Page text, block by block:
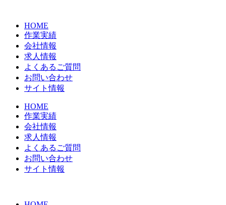
HOME
作業実績
会社情報
求人情報
よくあるご質問
お問い合わせ
サイト情報
HOME
作業実績
会社情報
求人情報
よくあるご質問
お問い合わせ
サイト情報